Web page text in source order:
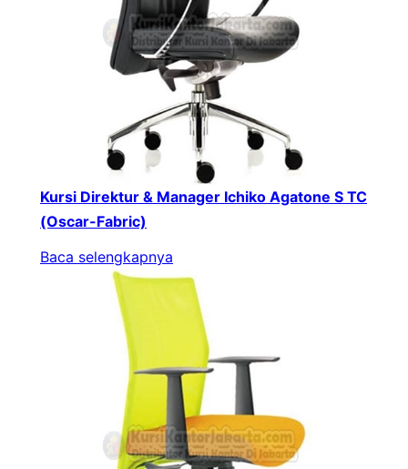
Kursi Direktur & Manager Ichiko Agatone S TC
(Oscar-Fabric)
Baca selengkapnya